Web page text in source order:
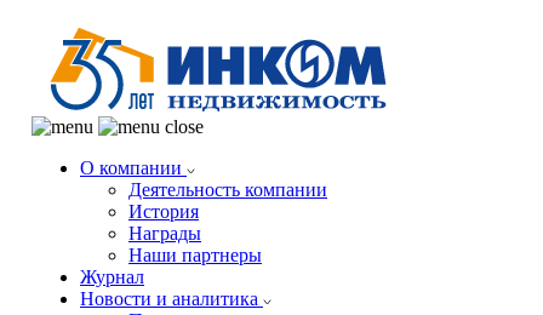
О компании
Деятельность компании
История
Награды
Наши партнеры
Журнал
Новости и аналитика